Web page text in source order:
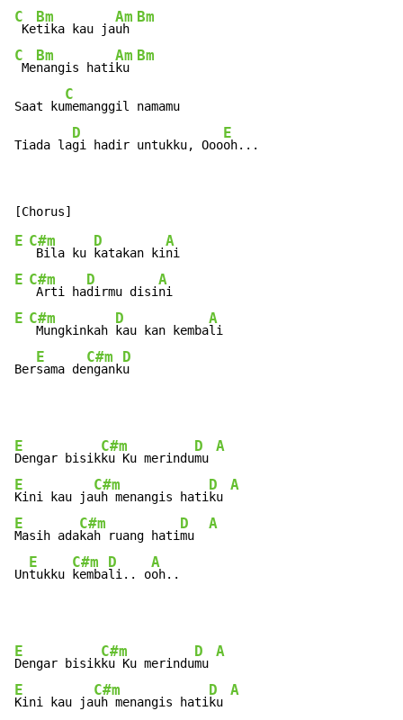
C
Ke
Bm
tika kau ja
Am
uh
Bm
C
Me
Bm
nangis hati
Am
ku
Bm
Saat ku
C
memanggil namamu
Tiada la
D
gi hadir untukku, Ooo
E
oh...
E C#m
Bila ku
D
katakan ki
A
E C#m
Arti ha
D
dirmu disi
A
E C#m
Mungkinkah
D
kau kan kemba
A
li
Ber
E
sama de
C#m
ngank
D
u
E
Dengar bisik
C#m
ku Ku merindu
D
mu
A
E
Kini kau ja
C#m
uh menangis hati
D
ku
A
E
Masih ada
C#m
kah ruang hati
D
mu
A
Un
E
tukku
C#m
kemba
D
li.. o
A
oh..
E
Dengar bisik
C#m
ku Ku merindu
D
mu
A
E
Kini kau ja
C#m
uh menangis hati
D
ku
A